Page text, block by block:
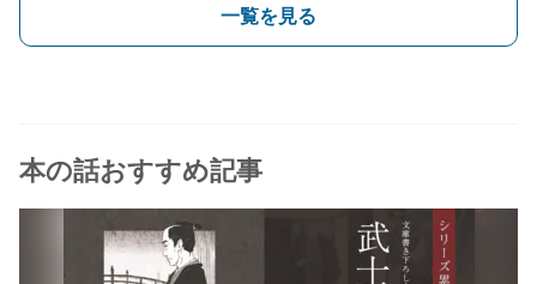
一覧を見る
本の話おすすめ記事